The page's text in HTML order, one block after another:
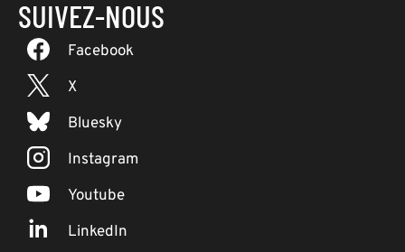
SUIVEZ-NOUS
Facebook
X
Bluesky
Instagram
Youtube
LinkedIn